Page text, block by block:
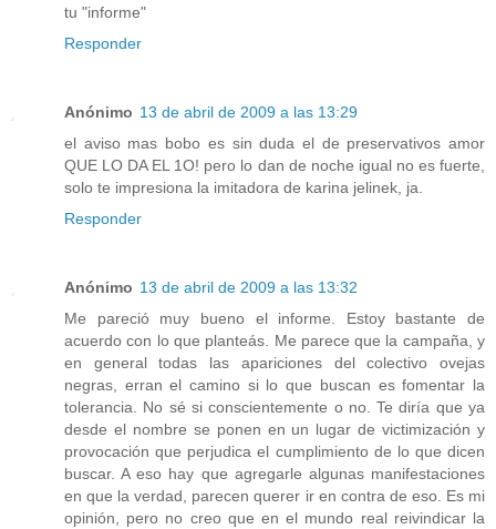
tu "informe"
Responder
Anónimo 13 de abril de 2009 a las 13:29
el aviso mas bobo es sin duda el de preservativos amor
QUE LO DA EL 1O! pero lo dan de noche igual no es fuerte,
solo te impresiona la imitadora de karina jelinek, ja.
Responder
Anónimo 13 de abril de 2009 a las 13:32
Me pareció muy bueno el informe. Estoy bastante de
acuerdo con lo que planteás. Me parece que la campaña, y
en general todas las apariciones del colectivo ovejas
negras, erran el camino si lo que buscan es fomentar la
tolerancia. No sé si conscientemente o no. Te diría que ya
desde el nombre se ponen en un lugar de victimización y
provocación que perjudica el cumplimiento de lo que dicen
buscar. A eso hay que agregarle algunas manifestaciones
en que la verdad, parecen querer ir en contra de eso. Es mi
opinión, pero no creo que en el mundo real reivindicar la